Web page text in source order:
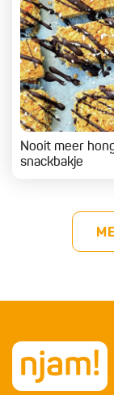
Nooit meer
snackbakje